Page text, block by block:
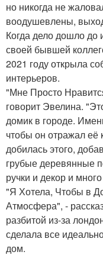
но никогда не
воодушевлены,
Когда дело дошло до
своей бывшей
2021 году открыла
интерьеров.
"Мне Просто
говорит Эвелина.
домик в городе.
чтобы он отражал её
добилась этого,
грубые деревянные
ручки и декор и
"Я Хотела, Чтобы в
Атмосфера", -
разбитой из-за
сделала все
дом.